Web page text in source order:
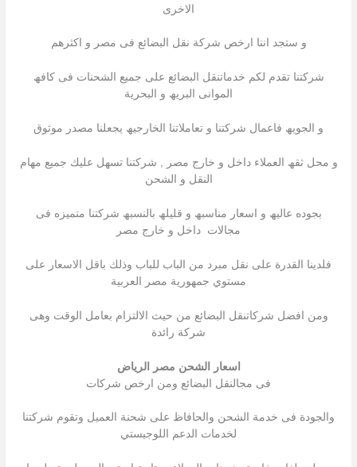
الاخرى
و ستجد اننا ارخص شركة نقل البضائع فى مصر و اكثرھم
شركتنا تقدم لكم خدماتنقل البضائع على جمیع الشحنات فى كافھ
الموانى البریھ و البحریة
و الجویھ فاعمال شركتنا و تعاملاتنا الخارجیھ یجعلنا مصدر موثوق
و محل ثقھ العملاء داخل و خارج مصر , شركتنا تسھل علیك جمیع مھام
النقل و الشحن
بجوده عالیھ و اسعار مناسبھ و قلیلھ بالنسبھ شركتنا متمیزه فى
مجالات داخل و خارج مصر
فلدينا القدرة على نقل مبرد من الباب للباب وذلك باقل الاسعار على
مستوي جمهورية مصر العربية
ومن افضل شركاتنقل البضائع من حيث الالتزام بعامل الوقت وهى
شركة رائدة
اسعار الشحن مصر الرياض
فى مجالنقل البضائع ومن ارخص شركات
والجودة فى خدمة الشحن والحافاظ على شحنة العميل وتقوم شركتنا
لخدمات الدعم اللوجيستي